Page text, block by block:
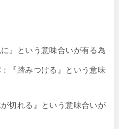
』という意味合いが有る為
『踏みつける』という意味
切れる』という意味合いが